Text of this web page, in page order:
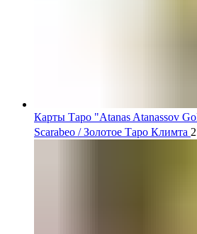
Карты Таро "Atanas Atanassov
Scarabeo / Золотое Таро Климта